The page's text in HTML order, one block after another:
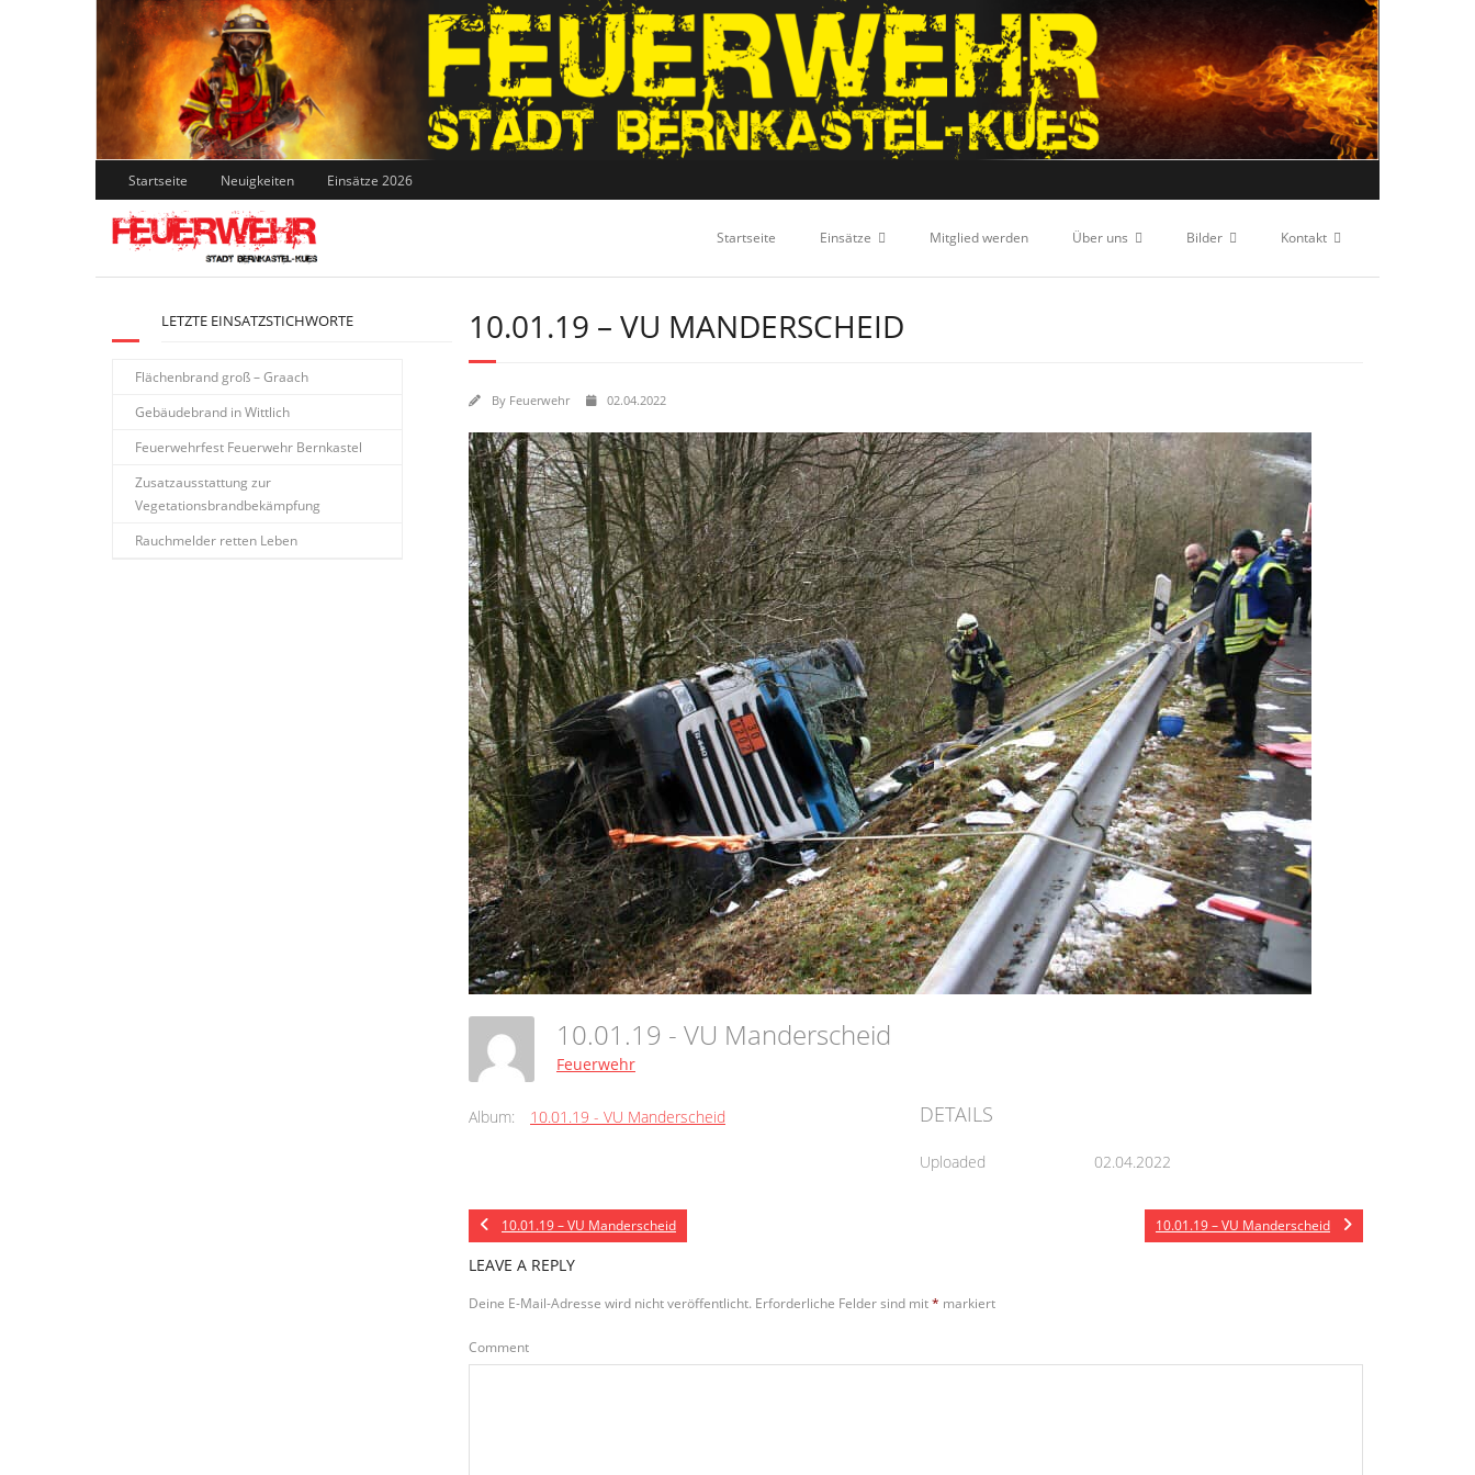
Skip
to
content
Startseite Neuigkeiten Einsätze 2026
Startseite Einsätze Mitglied werden Über uns Bilder Kontakt
10.01.19 – VU MANDERSCHEID
By Feuerwehr 02.04.2022
10.01.19 - VU Manderscheid
Feuerwehr
Album: 10.01.19 - VU Manderscheid DETAILS
Uploaded 02.04.2022
10.01.19 – VU Manderscheid 10.01.19 – VU Manderscheid
LEAVE A REPLY
Deine E-Mail-Adresse wird nicht veröffentlicht. Erforderliche Felder sind mit* markiert
Comment
LETZTE EINSATZSTICHWORTE
Flächenbrand groß – Graach
Gebäudebrand in Wittlich
Feuerwehrfest Feuerwehr Bernkastel
Zusatzausstattung zur
Vegetationsbrandbekämpfung
Rauchmelder retten Leben